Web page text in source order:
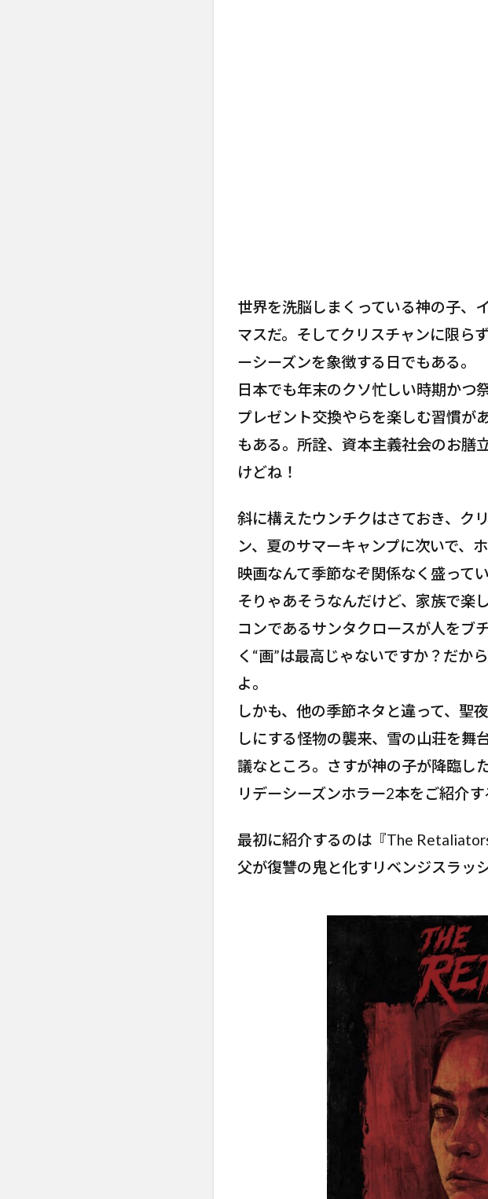
世界を洗脳しまくっている神の子、
マスだ。そしてクリスチャンに限ら
ーシーズンを象徴する日でもある。
日本でも年末のクソ忙しい時期かつ
プレゼント交換やらを楽しむ習慣が
もある。所詮、資本主義社会のお膳
けどね！
斜に構えたウンチクはさておき、ク
ン、夏のサマーキャンプに次いで、
映画なんて季節なぞ関係なく盛って
そりゃあそうなんだけど、家族で楽
コンであるサンタクロースが人をブ
く“画”は最高じゃないですか？だか
よ。
しかも、他の季節ネタと違って、聖
しにする怪物の襲来、雪の山荘を舞
議なところ。さすが神の子が降臨し
リデーシーズンホラー2本をご紹介す
最初に紹介するのは『The
父が復讐の鬼と化すリベンジスラッシ